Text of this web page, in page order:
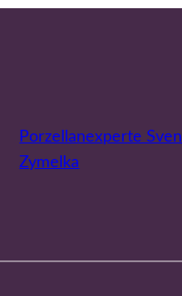
Porzellanexperte Sven
Zymelka